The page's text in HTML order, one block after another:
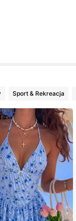
Sport & Rekreacja